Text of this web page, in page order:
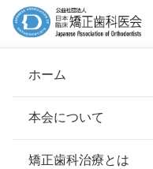
ホーム
本会について
会長挨拶
矯正歯科治療とは
ホーム 会員医院検索